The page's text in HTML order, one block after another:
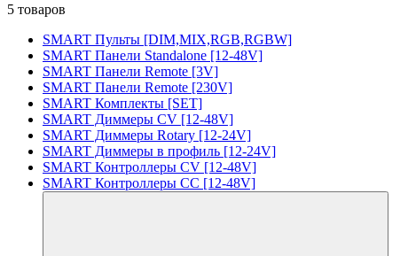
5 товаров
SMART Пульты [DIM,MIX,RGB,RGBW]
SMART Панели Standalone [12-48V]
SMART Панели Remote [3V]
SMART Панели Remote [230V]
SMART Комплекты [SET]
SMART Диммеры CV [12-48V]
SMART Диммеры Rotary [12-24V]
SMART Диммеры в профиль [12-24V]
SMART Контроллеры CV [12-48V]
SMART Контроллеры CC [12-48V]